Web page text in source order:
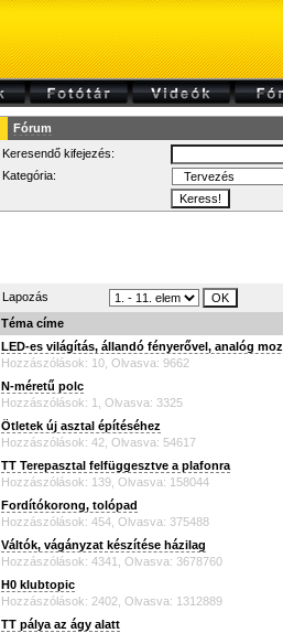
Fórum
Keresendő kifejezés:
Kategória:
Lapozás
Téma címe
LED-es világítás, állandó fényerővel, analóg
Hozzászólások: 10, Olvasva: 9662
N-méretű polc
Hozzászólások: 1, Olvasva: 3325
Ötletek új asztal építéséhez
Hozzászólások: 42, Olvasva: 54617
TT Terepasztal felfüggesztve a plafonra
Hozzászólások: 139, Olvasva: 158044
Fordítókorong, tolópad
Hozzászólások: 454, Olvasva: 375488
Váltók, vágányzat készítése házilag
Hozzászólások: 4341, Olvasva: 3678760
H0 klubtopic
Hozzászólások: 2402, Olvasva: 1312889
TT pálya az ágy alatt